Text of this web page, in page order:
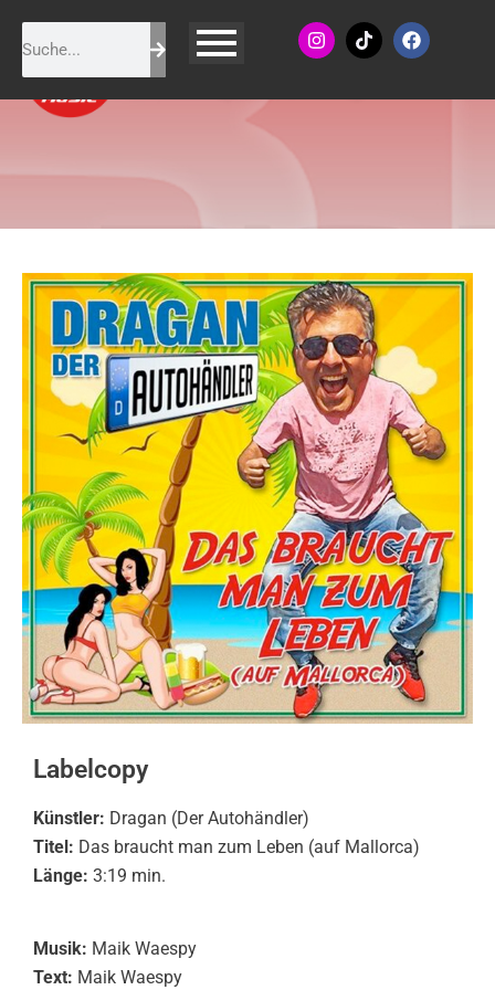
Dragan (Der Autohändler) -
Das braucht man zum Leben
Labelcopy
Künstler: Dragan (Der Autohändler)
Titel: Das braucht man zum Leben (auf Mallorca)
Länge: 3:19 min.
Musik: Maik Waespy
Text: Maik Waespy